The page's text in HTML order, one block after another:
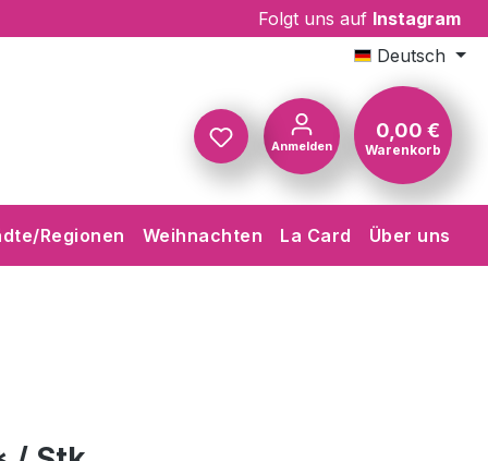
Folgt uns auf Instagram
Deutsch
Anmelden
0,00 €
Warenkorb
Regionen Weihnachten La Card Über uns